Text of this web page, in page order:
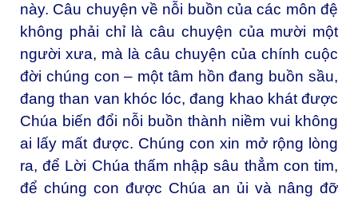
này. Câu chuyện về nỗi buồn của các môn đệ
không phải chỉ là câu chuyện của mười một
người xưa, mà là câu chuyện của chính cuộc
đời chúng con – một tâm hồn đang buồn sầu,
đang than van khóc lóc, đang khao khát được
Chúa biến đổi nỗi buồn thành niềm vui không
ai lấy mất được. Chúng con xin mở rộng lòng
ra, để Lời Chúa thấm nhập sâu thẳm con tim,
để chúng con được Chúa an ủi và nâng đỡ